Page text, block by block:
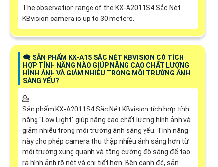
The observation range of the KX-A2011S4 Sắc Nét
KBvision camera is up to 30 meters.
🗨️ SẢN PHẨM KX-A1S SẮC NÉT KBVISION CÓ TÍCH
HỢP TÍNH NĂNG NÀO GIÚP NÂNG CAO CHẤT LƯỢNG
HÌNH ẢNH VÀ GIẢM NHIỄU TRONG MÔI TRƯỜNG ÁNH
SÁNG YẾU?
💁
Sản phẩm KX-A2011S4 Sắc Nét KBvision tích hợp tính
năng "Low Light" giúp nâng cao chất lượng hình ảnh và
giảm nhiễu trong môi trường ánh sáng yếu. Tính năng
này cho phép camera thu thập nhiều ánh sáng hơn từ
môi trường xung quanh và tăng cường độ sáng để tạo
ra hình ảnh rõ nét và chi tiết hơn. Bên cạnh đó, sản